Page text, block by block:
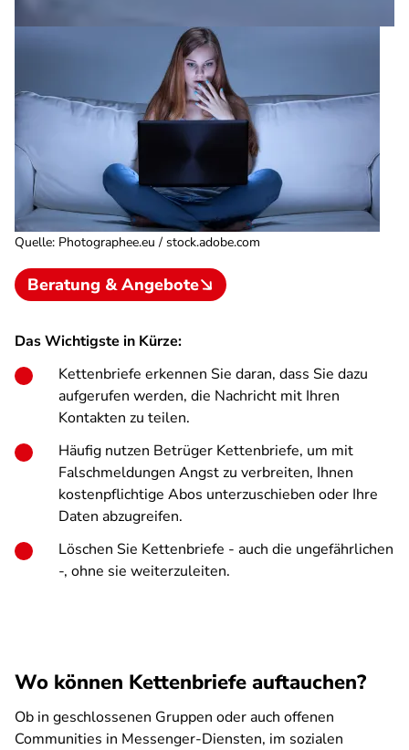
Quelle: Photographee.eu / stock.adobe.com
Beratung & Angebote
Das Wichtigste in Kürze:
Kettenbriefe erkennen Sie daran, dass Sie dazu
aufgerufen werden, die Nachricht mit Ihren
Kontakten zu teilen.
Häufig nutzen Betrüger Kettenbriefe, um mit
Falschmeldungen Angst zu verbreiten, Ihnen
kostenpflichtige Abos unterzuschieben oder Ihre
Daten abzugreifen.
Löschen Sie Kettenbriefe - auch die ungefährlichen
-, ohne sie weiterzuleiten.
Wo können Kettenbriefe auftauchen?
Ob in geschlossenen Gruppen oder auch offenen
Communities in Messenger-Diensten, im sozialen